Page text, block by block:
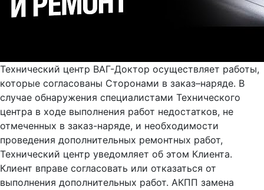
Технический центр ВАГ-Доктор осуществляет работы,
которые согласованы Сторонами в заказ–наряде. В
случае обнаружения специалистами Технического
центра в ходе выполнения работ недостатков, не
отмеченных в заказ-наряде, и необходимости
проведения дополнительных ремонтных работ,
Технический центр уведомляет об этом Клиента.
Клиент вправе согласовать или отказаться от
выполнения дополнительных работ. АКПП замена